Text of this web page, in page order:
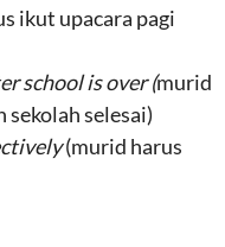
ikut upacara pagi
school is over (murid
sekolah selesai)
(murid harus